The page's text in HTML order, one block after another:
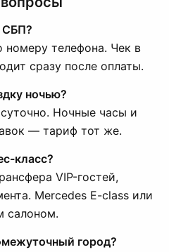
СБП?
номеру телефона. Чек в
сразу после оплаты.
ночью?
Ночные часы и
— тариф тот же.
класс?
VIP-гостей,
Mercedes E-class или
салоном.
город?